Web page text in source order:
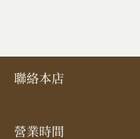
聯絡本店
營業時間​